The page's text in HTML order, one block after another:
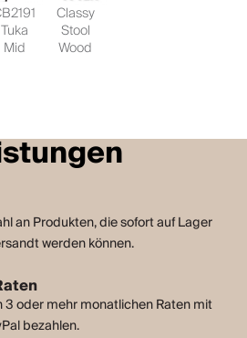
Tuka
Mid
Classy
Stool
Wood
an Produkten, die sofort auf Lager
werden können.
3 oder mehr monatlichen Raten mit
bezahlen.